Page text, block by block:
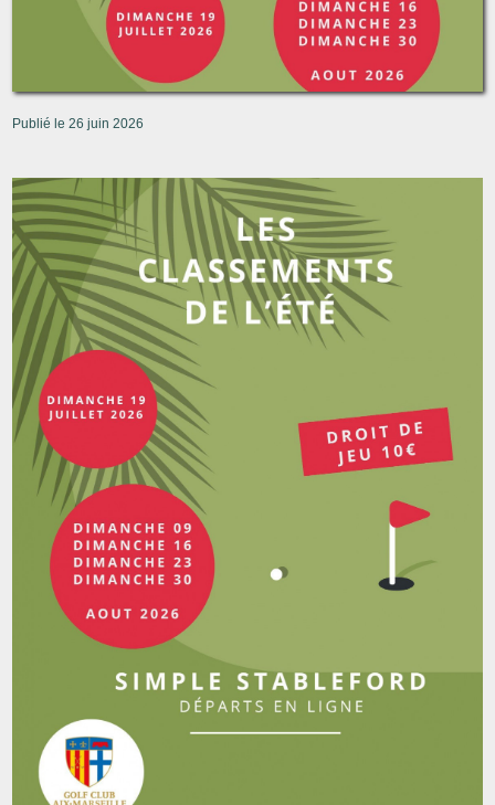
Publié le 26 juin 2026